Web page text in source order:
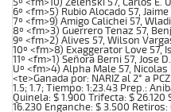
6º <fm>5) Rubio Alocado 57,
7º <fm>9) Amigo Calichei 57,
8º <fm>3) Guerrero Tenaz 57,
9º <fm>2) Alives 57, Wilson
10º <fm>8) Exaggerator Love
11º <fm>1) Señora Berni 57, Jose
Uº <fm>4) Alpha Male 57,
<te>Ganada por: NARIZ al 2° a
1.5; 1.7; Tiempo: 1:23.43 Prep.:
Quinela: $ 1.900 Trifecta: $
16.230 Enganche: $ 3.500